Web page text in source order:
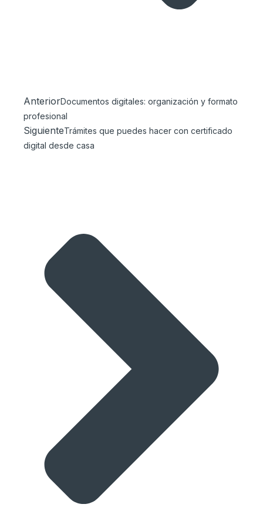
AnteriorDocumentos digitales: organización y formato
profesional
SiguienteTrámites que puedes hacer con certificado
digital desde casa